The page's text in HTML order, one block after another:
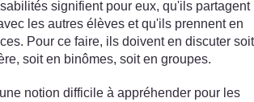
signifient pour eux, qu'ils partagent
les autres élèves et qu'ils prennent en
Pour ce faire, ils doivent en discuter soit
soit en binômes, soit en groupes.
notion difficile à appréhender pour les